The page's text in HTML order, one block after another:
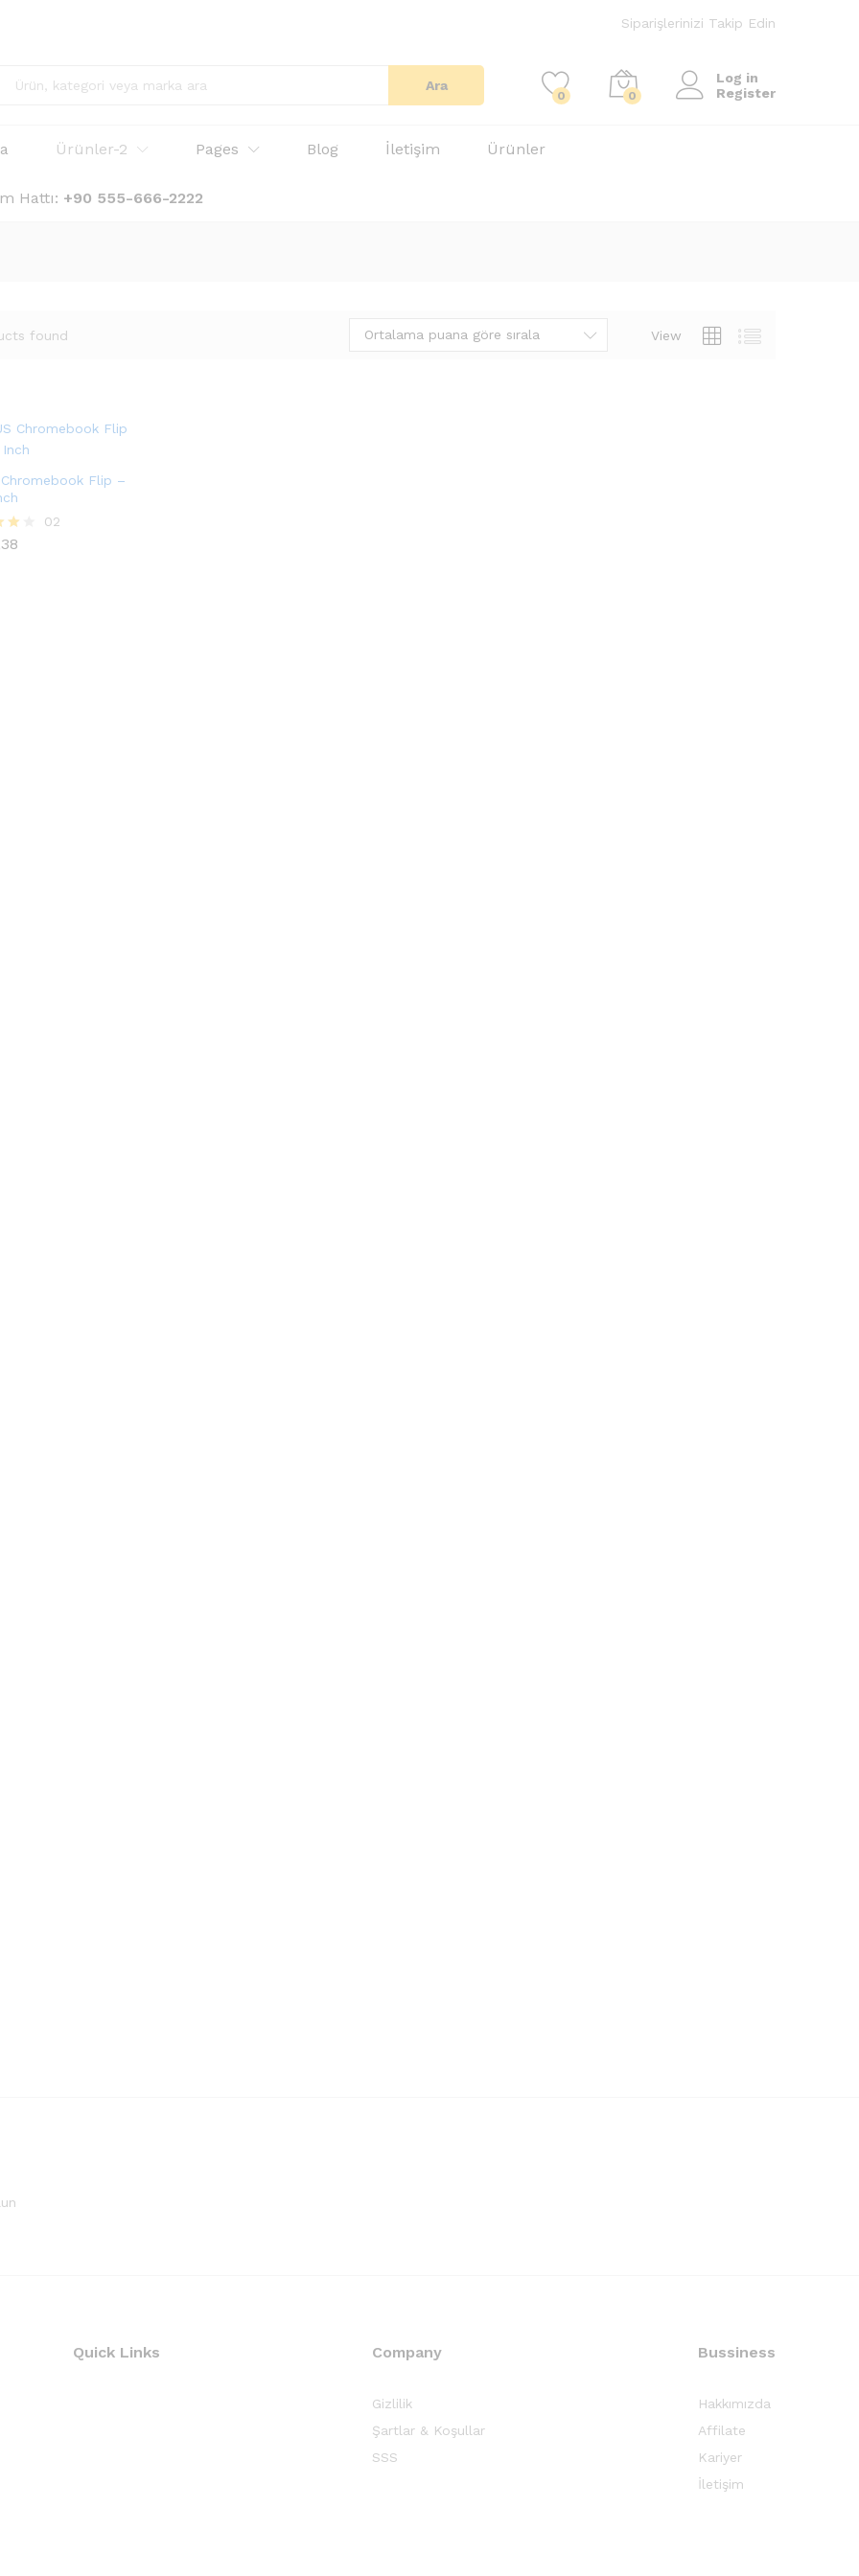
Siparişlerinizi Takip Edin
Ara
0 0
Log in
Register
Ürünler-2 Pages Blog İletişim Ürünler
Hattı: +90 555-666-2222
found View
Ortalama puana göre sırala
Chromebook Flip –
02
Quick Links Company
Gizlilik
Şartlar & Koşullar
SSS
Bussiness
Hakkımızda
Affilate
Kariyer
İletişim